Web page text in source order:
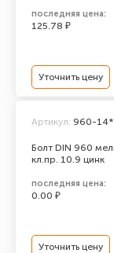
последняя цена:
125.78 ₽
Уточнить цену
Болт DIN 960
кл.пр. 10.9 цинк
Артикул: 960-
последняя цена:
0.00 ₽
Уточнить цену